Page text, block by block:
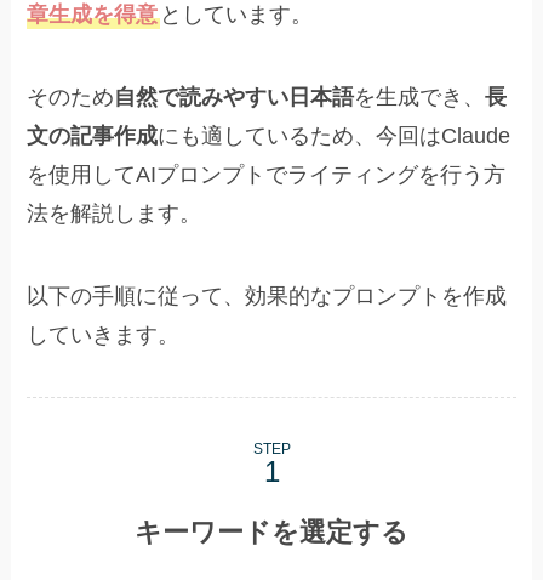
章生成を得意 としています。
そのため自然で読みやすい日本語を生成でき、長
文の記事作成にも適しているため、今回はClaude
を使用してAIプロンプトでライティングを行う方
法を解説します。
以下の手順に従って、効果的なプロンプトを作成
していきます。
STEP
キーワードを選定する